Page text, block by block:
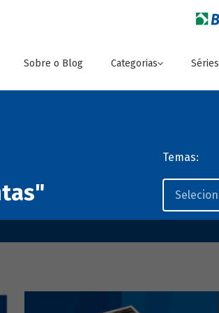
Sobre o Blog Categorias Séries
Temas: